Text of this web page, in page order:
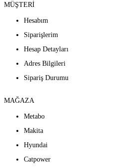
MÜŞTERİ
Hesabım
Siparişlerim
Hesap Detayları
Adres Bilgileri
Sipariş Durumu
MAĞAZA
Metabo
Makita
Hyundai
Catpower